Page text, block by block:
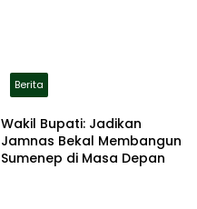
Berita
Wakil Bupati: Jadikan
Jamnas Bekal Membangun
Sumenep di Masa Depan